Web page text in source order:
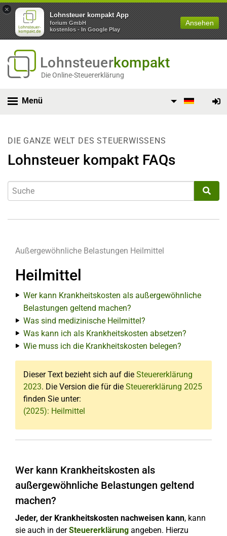
×
Lohnsteuer kompakt App
forium GmbH
kostenlos - In Google Play
Ansehen
Lohnsteuerkompakt
Die Online-Steuererklärung
Menü
DIE GANZE WELT DES STEUERWISSENS
Lohnsteuer kompakt FAQs
Außergewöhnliche Belastungen Heilmittel
Heilmittel
Wer kann Krankheitskosten als außergewöhnliche
Belastungen geltend machen?
Was sind medizinische Heilmittel?
Was kann ich als Krankheitskosten absetzen?
Wie muss ich die Krankheitskosten belegen?
Dieser Text bezieht sich auf die Steuererklärung
2023. Die Version die für die Steuererklärung 2025
finden Sie unter:
(2025): Heilmittel
Wer kann Krankheitskosten als
außergewöhnliche Belastungen geltend
machen?
Jeder, der Krankheitskosten nachweisen kann, kann
sie auch in derSteuererklärung angeben. Hierzu